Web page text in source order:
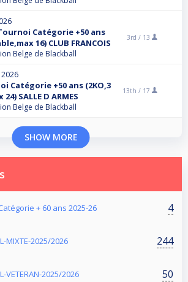
Catégorie +50 ans
16) CLUB FRANCOIS
Belge de Blackball
3rd / 13
Catégorie +50 ans (2KO,3
SALLE D ARMES
Belge de Blackball
13th / 17
SHOW MORE
+ 60 ans 2025-26 4
MIXTE-2025/2026 244
VETERAN-2025/2026 50